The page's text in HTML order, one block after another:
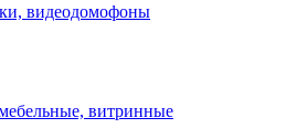
видеодомофоны
витринные